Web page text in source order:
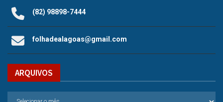
(82) 98898-7444
folhadealagoas@gmail.com
ARQUIVOS